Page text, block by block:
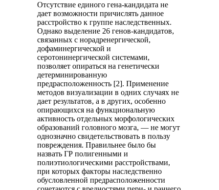
Отсутствие единого гена-кандидата не
дает возможности причислять данное
расстройство к группе наследственных.
Однако выделение 26 генов-кандидатов,
связанных с норадренергической,
дофаминергической и
серотонинергической системами,
позволяет опираться на генетически
детерминированную
предрасположенность [2]. Применение
методов визуализации в одних случаях не
дает результатов, а в других, особенно
опирающихся на функциональную
активность отдельных морфологических
образований головного мозга, — не могут
однозначно свидетельствовать в пользу
повреждения. Правильнее было бы
назвать ГР полигенными и
полиэтиологическими расстройствами,
при которых факторы наследственно
обусловленной предрасположенности